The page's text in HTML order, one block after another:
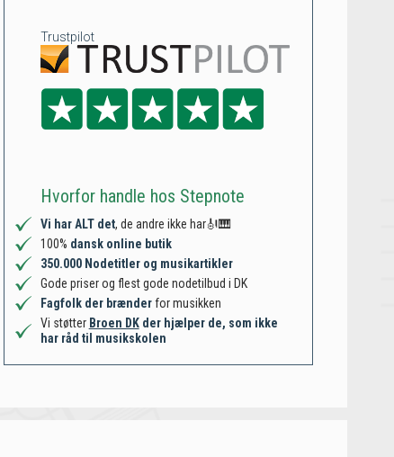
Trustpilot
Hvorfor handle hos Stepnote
Vi har ALT det, de andre ikke har🎻🎹
100% dansk online butik
350.000 Nodetitler og musikartikler
Gode priser og flest gode nodetilbud i DK
Fagfolk der brænderfor musikken
Vi støtter Broen DKder hjælper de, som ikke
har råd til musikskolen